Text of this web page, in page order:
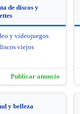
de discos y
y videojuegos
viejos
Publicar anuncio
y belleza